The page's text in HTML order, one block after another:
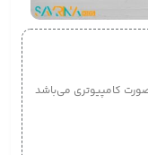
کامپیوتری می‌‌باشد